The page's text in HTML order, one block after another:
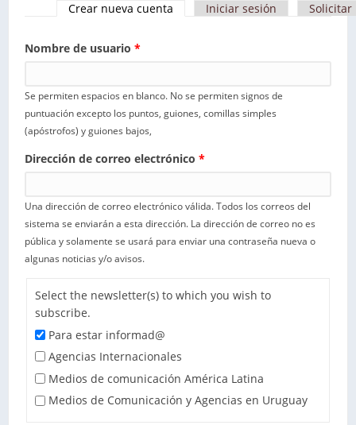
Solapas principales
Crear nueva cuenta (solapa activa)
Iniciar sesión Solicitar
Nombre de usuario *
Se permiten espacios en blanco. No se permiten signos de
puntuación excepto los puntos, guiones, comillas simples
(apóstrofos) y guiones bajos,
Dirección de correo electrónico *
Una dirección de correo electrónico válida. Todos los correos del
sistema se enviarán a esta dirección. La dirección de correo no es
pública y solamente se usará para enviar una contraseña nueva o
algunas noticias y/o avisos.
Select the newsletter(s) to which you wish to
subscribe.
Para estar informad@
Agencias Internacionales
Medios de comunicación América Latina
Medios de Comunicación y Agencias en Uruguay